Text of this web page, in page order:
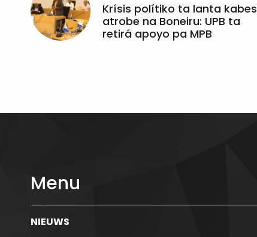
Krísis polítiko ta lanta kabes
atrobe na Boneiru: UPB ta
retirá apoyo pa MPB
Menu
NIEUWS